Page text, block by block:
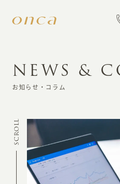
INFORMATION
CREATION
MARKETING
NEWS &
お知らせ・コラム
SCROLL